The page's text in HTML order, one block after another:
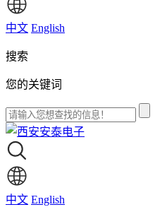
中文 English
搜索
您的关键词
中文 English